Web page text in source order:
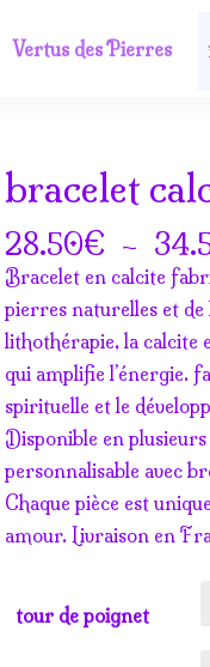
Vertus des Pierres
bracelet
28.50€ –
Bracelet en calcite
pierres naturelles et de
lithothérapie, la calcite
qui amplifie l’énergie.
spirituelle et le
Disponible en
personnalisable avec
Chaque pièce est
amour. Livraison en
tour de poignet